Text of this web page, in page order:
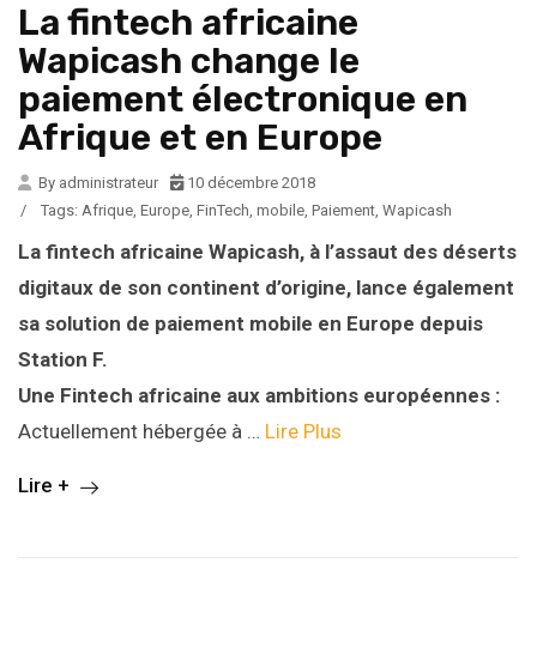
La fintech africaine
Wapicash change le
paiement électronique en
Afrique et en Europe
By administrateur
10 décembre 2018
/
Tags: Afrique, Europe, FinTech, mobile, Paiement, Wapicash
La fintech africaine Wapicash, à l’assaut des déserts
digitaux de son continent d’origine, lance également
sa solution de paiement mobile en Europe depuis
Station F.
Une Fintech africaine aux ambitions européennes :
Actuellement hébergée à … Lire Plus
Lire +